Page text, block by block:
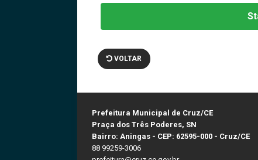
VOLTAR
Prefeitura Municipal de Cruz/CE
Praça dos Três Poderes, SN
Bairro: Aningas - CEP: 62595-000 - Cruz/CE
88 99259-3006